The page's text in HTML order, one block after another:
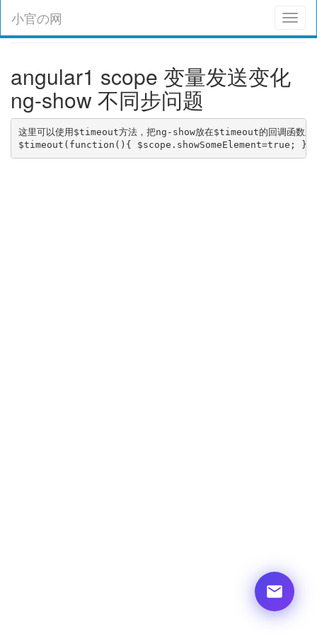
小官の网
angular1 scope 变量发送变化
ng-show 不同步问题
这里可以使用$timeout方法，把ng-show放在$timeout的回调函数里
$timeout(function(){ $scope.showSomeElement=true;